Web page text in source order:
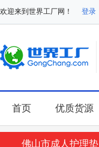
欢迎来到世界工厂网！ 登录
首页 优质货源
佛山市成人护理垫